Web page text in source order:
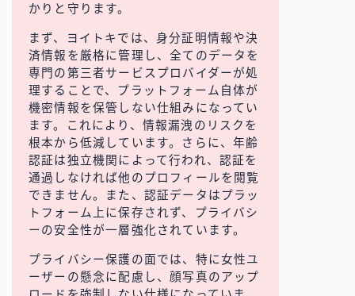
かりと守ります。
まず、ヨイトキでは、身分証明情報や決
済情報を厳格に管理し、全てのデータを
専門の第三者サービスプロバイダーが処
理することで、プラットフォーム自体が
機密情報を保管しない仕組みになってい
ます。これにより、情報漏洩のリスクを
根本から低減しています。さらに、年齢
認証は独立機関によって行われ、認証を
通過しなければ他のプロフィールを閲覧
できません。また、認証データはプラッ
トフォーム上に保存されず、プライバシ
ーの安全性が一層強化されています。
プライバシー保護の面では、特に女性ユ
ーザーの懸念に配慮し、顔写真のアップ